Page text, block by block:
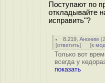
Поступают по
откладывайте
исправить"?
8.219 ,Аноним (
[ответить] [к
Только вот
всегда у
показать